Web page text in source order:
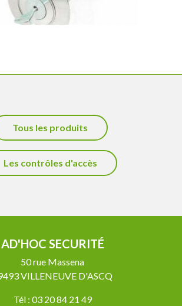
Tous les produits
Les contrôles d'accès
AD'HOC SECURITÉ
50 rue Massena
VILLENEUVE D'ASCQ
Tél : 03 20 84 21 49